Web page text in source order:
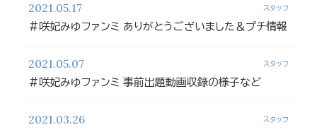
2021.05.17 スタッフ
#咲妃みゆファンミ ありがとうございました＆プチ情報
2021.05.07 スタッフ
#咲妃みゆファンミ 事前出題動画収録の様子など
2021.03.26 スタッフ